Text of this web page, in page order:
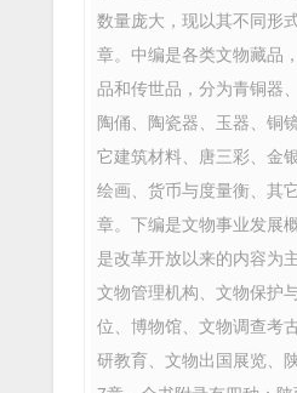
数量庞大，现以其不同形
章。中编是各类文物藏品
品和传世品，分为青铜器
陶俑、陶瓷器、玉器、铜
它建筑材料、唐三彩、金
绘画、货币与度量衡、其
章。下编是文物事业发展
是改革开放以来的内容为
文物管理机构、文物保护
位、博物馆、文物调查考
研教育、文物出国展览、